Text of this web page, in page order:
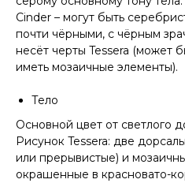
Cinder – могут быть
почти чёрными, с чёрным
несёт черты Tessera (может
иметь мозаичные элементы).
Тело
Основной цвет от светлого
Рисунок Tessera: две
или прерывистые) и
окрашенные в красновато-